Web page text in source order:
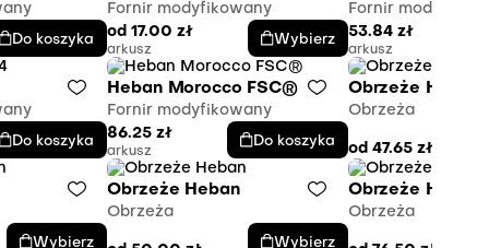
Do koszyka
Fornir modyfikowany
od17.00zł
arkusz
Wybierz
Fornir
53.84 zł
arkusz
Do koszyka
Heban Morocco FSC®
Fornir modyfikowany
86.25zł
arkusz
Do koszyka
Obrzeże Heban
Obrzeża
od 47.65 zł
Wybierz
Obrzeże Heban
Obrzeża
Wybierz
Obrzeże Heban
Obrzeża